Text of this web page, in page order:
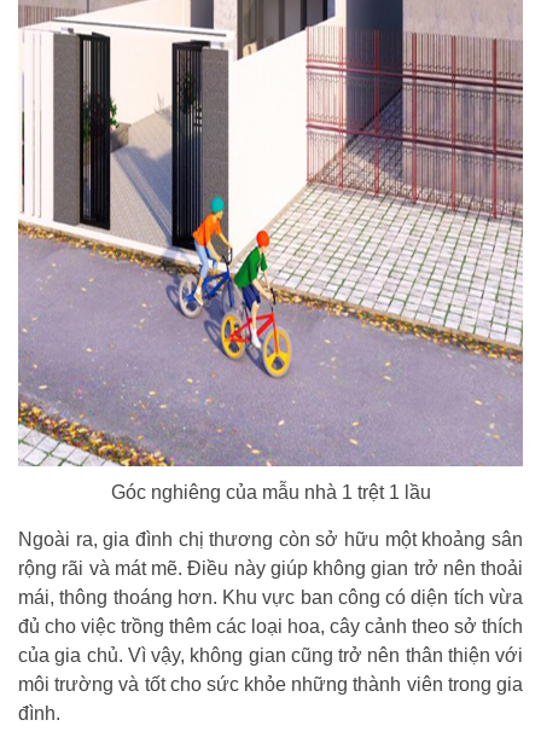
Góc nghiêng của mẫu nhà 1 trệt 1 lầu
Ngoài ra, gia đình chị thương còn sở hữu một khoảng sân
rộng rãi và mát mẽ. Điều này giúp không gian trở nên thoải
mái, thông thoáng hơn. Khu vực ban công có diện tích vừa
đủ cho việc trồng thêm các loại hoa, cây cảnh theo sở thích
của gia chủ. Vì vậy, không gian cũng trở nên thân thiện với
môi trường và tốt cho sức khỏe những thành viên trong gia
đình.